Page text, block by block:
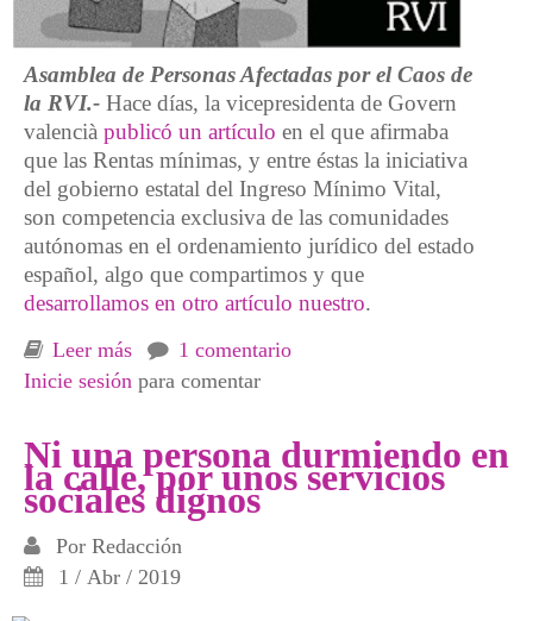
Asamblea de Personas Afectadas por el Caos de
la RVI.- Hace días, la vicepresidenta de Govern
valencià publicó un artículo en el que afirmaba
que las Rentas mínimas, y entre éstas la iniciativa
del gobierno estatal del Ingreso Mínimo Vital,
son competencia exclusiva de las comunidades
autónomas en el ordenamiento jurídico del estado
español, algo que compartimos y que
desarrollamos en otro artículo nuestro.
Leer más sobre Rentas mínimas y Servicios sociales.
En contestación a Mónica Oltra
1 comentario
Inicie sesión para comentar
Ni una persona durmiendo en
la calle, por unos servicios
sociales dignos
Por Redacción
1 / Abr / 2019